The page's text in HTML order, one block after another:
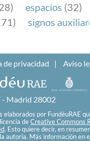
espacios (32)
signos
de privacidad Aviso
- Madrid 28002
por FundéuRAE
de Creative Commons
. Esto quiere decir, en
autoría. Más información en